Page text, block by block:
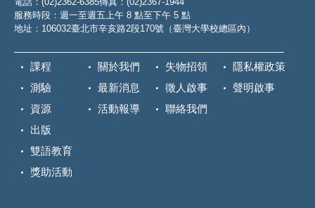
服務時段：週一至週五上午 8 點至下午 5 點
地址：106032臺北市辛亥路2段170號（臺灣大學校總區內）
課程
測驗
資源
出版
雙語教育
獎助活動
關於我們
最新消息
活動報導
失物招領
徵人啟事
聯絡我們
隱私權政策
聲明啟事